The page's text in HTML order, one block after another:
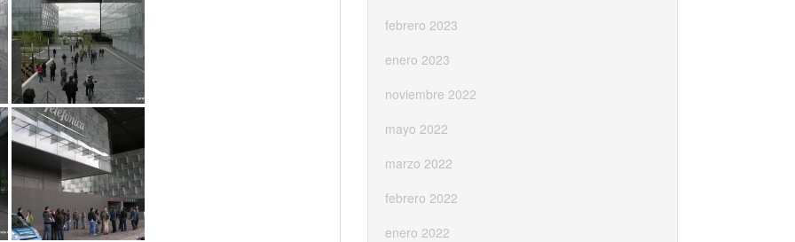
febrero 2023
enero 2023
noviembre 2022
mayo 2022
marzo 2022
febrero 2022
enero 2022